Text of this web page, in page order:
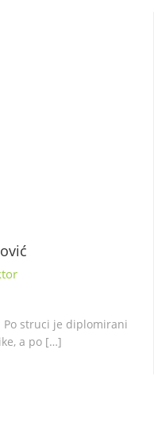
struci je diplomirani
a po […]